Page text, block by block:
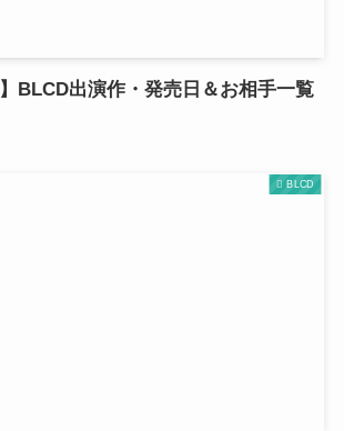
BLCD出演作・発売日＆お相手一覧
BLCD